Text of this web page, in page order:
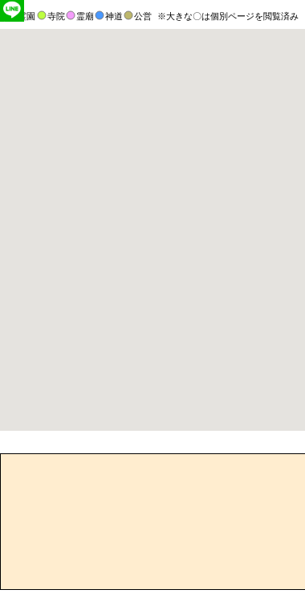
霊園 寺院 霊廟 神道 公営 ※大きな〇は個別ページを閲覧済み